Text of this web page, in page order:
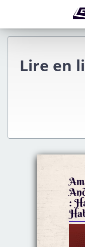
Lire en
: